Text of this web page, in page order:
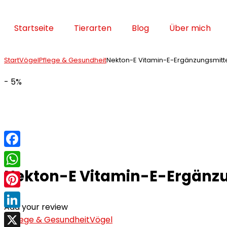
Startseite Tierarten Blog Über mich
StartVögelPflege & GesundheitNekton-E Vitamin-E-
- 5%
Nekton-E Vitamin-E-
Add your review
3Pflege & GesundheitVögel
Facebook
WhatsApp
Pinterest
LinkedIn